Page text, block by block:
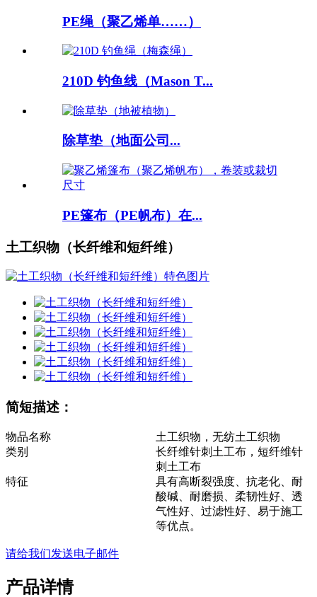
PE绳（聚乙烯单……）
210D 钓鱼线（Mason T...
除草垫（地面公司...
PE篷布（PE帆布）在...
土工织物（长纤维和短纤维）
简短描述：
物品名称
土工织物，无纺土工织物
类别
长纤维针刺土工布，短纤维针
刺土工布
特征
具有高断裂强度、抗老化、耐
酸碱、耐磨损、柔韧性好、透
气性好、过滤性好、易于施工
等优点。
请给我们发送电子邮件
产品详情